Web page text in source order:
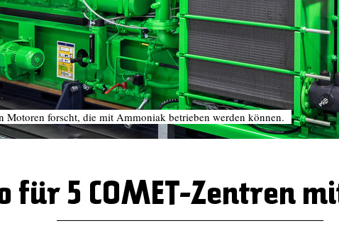
forscht, die mit Ammoniak betrieben werden können.
für 5 COMET-Zentren